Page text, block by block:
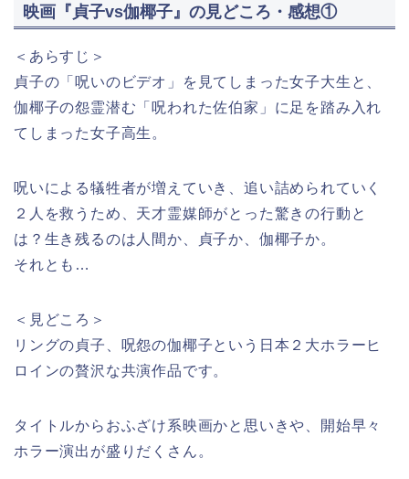
映画『貞子vs伽椰子』の見どころ・感想①
＜あらすじ＞
貞子の「呪いのビデオ」を見てしまった女子大生と、
伽椰子の怨霊潜む「呪われた佐伯家」に足を踏み入れ
てしまった女子高生。
呪いによる犠牲者が増えていき、追い詰められていく
２人を救うため、天才霊媒師がとった驚きの行動と
は？生き残るのは人間か、貞子か、伽椰子か。
それとも…
＜見どころ＞
リングの貞子、呪怨の伽椰子という日本２大ホラーヒ
ロインの贅沢な共演作品です。
タイトルからおふざけ系映画かと思いきや、開始早々
ホラー演出が盛りだくさん。